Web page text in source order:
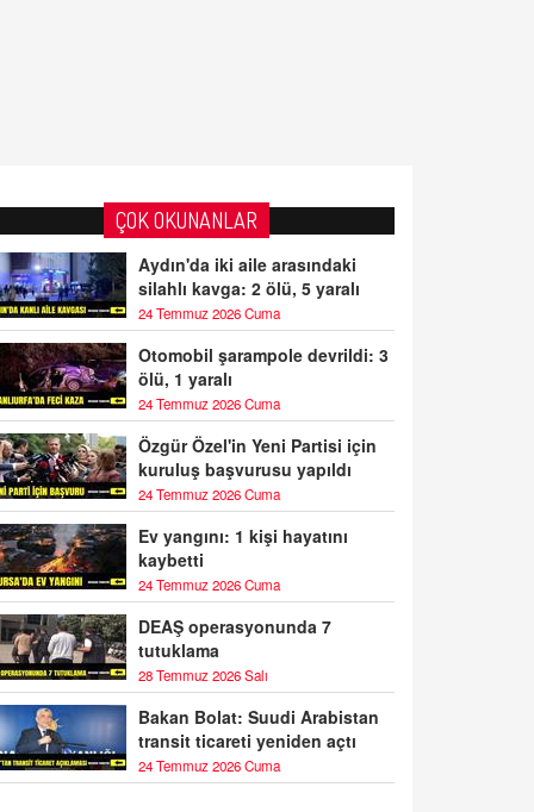
ÇOK OKUNANLAR
Aydın'da iki aile arasındaki
silahlı kavga: 2 ölü, 5 yaralı
24 Temmuz 2026 Cuma
Otomobil şarampole devrildi: 3
ölü, 1 yaralı
24 Temmuz 2026 Cuma
Özgür Özel'in Yeni Partisi için
kuruluş başvurusu yapıldı
24 Temmuz 2026 Cuma
Ev yangını: 1 kişi hayatını
kaybetti
24 Temmuz 2026 Cuma
DEAŞ operasyonunda 7
tutuklama
28 Temmuz 2026 Salı
Bakan Bolat: Suudi Arabistan
transit ticareti yeniden açtı
24 Temmuz 2026 Cuma